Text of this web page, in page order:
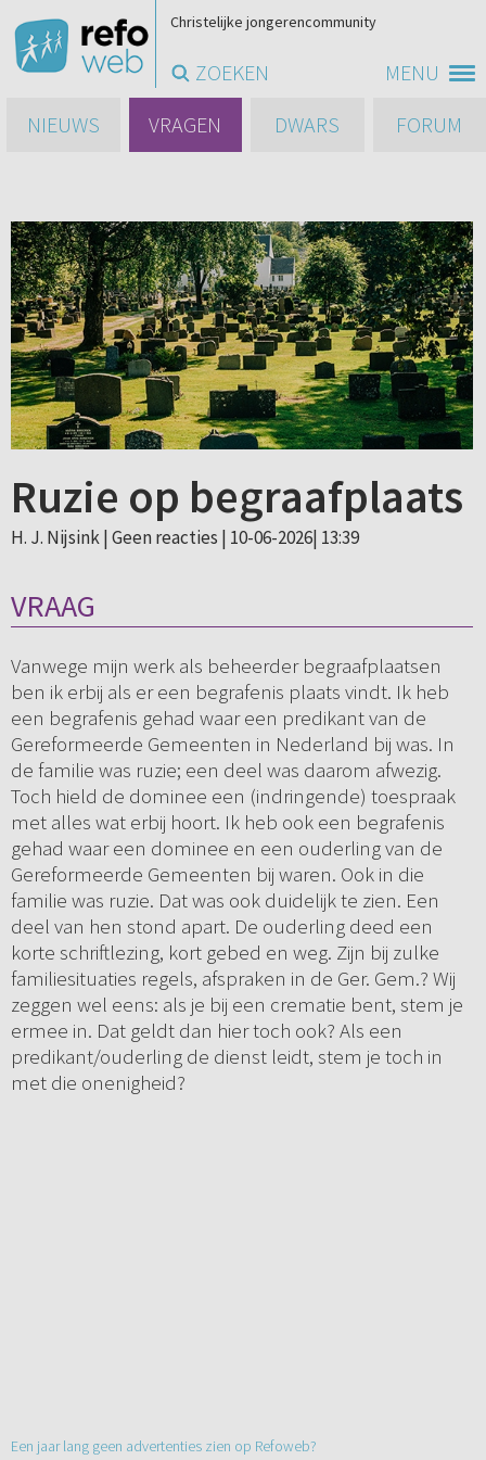
MENU
Christelijke jongerencommunity
ZOEKEN
NIEUWS
VRAGEN DWARS FORUM
Ruzie op begraafplaats
H. J. Nijsink | Geen reacties | 10-06-2026| 13:39
VRAAG
Vanwege mijn werk als beheerder begraafplaatsen
ben ik erbij als er een begrafenis plaats vindt. Ik heb
een begrafenis gehad waar een predikant van de
Gereformeerde Gemeenten in Nederland bij was. In
de familie was ruzie; een deel was daarom afwezig.
Toch hield de dominee een (indringende) toespraak
met alles wat erbij hoort. Ik heb ook een begrafenis
gehad waar een dominee en een ouderling van de
Gereformeerde Gemeenten bij waren. Ook in die
familie was ruzie. Dat was ook duidelijk te zien. Een
deel van hen stond apart. De ouderling deed een
korte schriftlezing, kort gebed en weg. Zijn bij zulke
familiesituaties regels, afspraken in de Ger. Gem.? Wij
zeggen wel eens: als je bij een crematie bent, stem je
ermee in. Dat geldt dan hier toch ook? Als een
predikant/ouderling de dienst leidt, stem je toch in
met die onenigheid?
Een jaar lang geen advertenties zien op Refoweb?